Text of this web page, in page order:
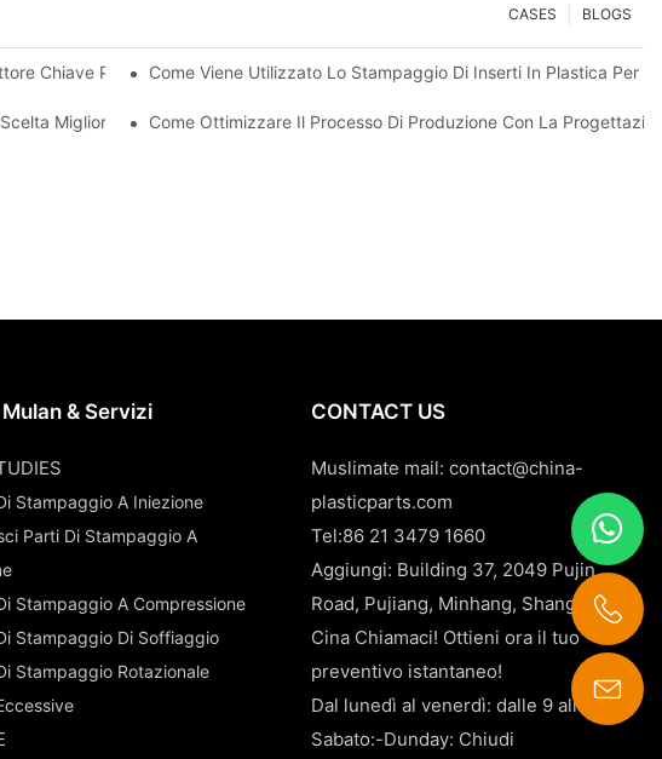
BLOGS
CASES
Chiave Per La Creazione Di Parti Robuste E Multi-Materiale
Come Viene Utilizzato Lo Stampaggio Di Inserti In Plastica Per
Migliore Per I Beni Di Consumo Durevoli
Come Ottimizzare Il Processo Di Produzione Con La
& Servizi
Stampaggio A Iniezione
Parti Di Stampaggio A
Stampaggio A Compressione
Stampaggio Di Soffiaggio
Stampaggio Rotazionale
CONTACT US
Muslimate mail:contact@china-
plasticparts.com
Tel:86 21 3479 1660
Aggiungi: Building 37, 2049 Pujin
Road, Pujiang, Minhang, Shanghai,
Cina Chiamaci! Ottieni ora il tuo
preventivo istantaneo!
Dal lunedì al venerdì: dalle 9 alle 18
Sabato:-Dunday: Chiudi